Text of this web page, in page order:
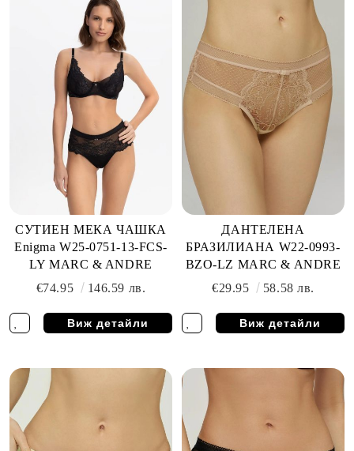
СУТИЕН МЕКА ЧАШКА
Enigma W25-0751-13-FCS-
LY MARC & ANDRE
€74.95
146.59 лв.
Виж детайли
ДАНТЕЛЕНА
БРАЗИЛИАНА W22-0993-
BZO-LZ MARC & ANDRE
€29.95
58.58 лв.
Виж детайли